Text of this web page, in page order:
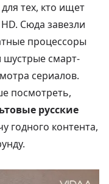
тех, кто ищет
Сюда завезли
процессоры
шустрые смарт-
сериалов.
посмотреть,
русские
годного контента,